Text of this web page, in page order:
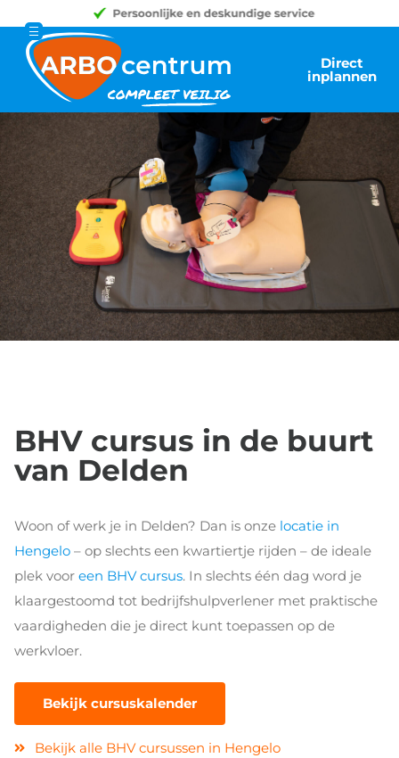
Direct
inplannen
BHV cursus in de buurt
van Delden
Woon of werk je in Delden? Dan is onze locatie in
Hengelo – op slechts een kwartiertje rijden – de ideale
plek voor een BHV cursus. In slechts één dag word je
klaargestoomd tot bedrijfshulpverlener met praktische
vaardigheden die je direct kunt toepassen op de
werkvloer.
Bekijk cursuskalender
Bekijk alle BHV cursussen in Hengelo